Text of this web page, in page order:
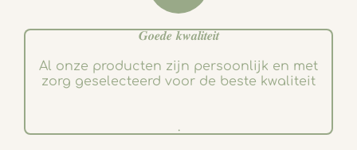
𝑮𝒐𝒆𝒅𝒆 𝒌𝒘𝒂𝒍𝒊𝒕𝒆𝒊𝒕
Al onze producten zijn persoonlijk en met
zorg geselecteerd voor de beste kwaliteit
.